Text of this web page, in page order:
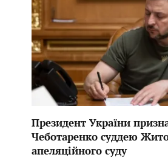
Президент України
Чеботаренко суддею
апеляційного суду